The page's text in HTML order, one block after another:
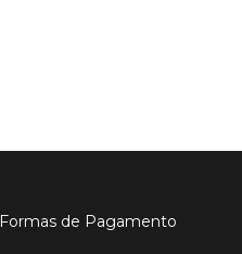
Formas de Pagamento